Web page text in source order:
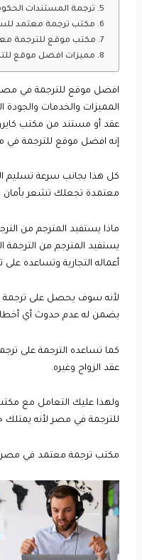
ترجمة المستندات
مكتب ترجمة معتمد
مكتب موقع للترجمة
مميزات افضل موقع
افضل موقع للترجمة في
المميزات والخدمات
عقد أو مستند من مكتب
إنه افضل موقع للترجمة في
كل هذا بجانب سرعة تسليم
معتمدة تجعلك تشعر بأمان
ماذا يستفيد المترجم من
يستفيد المترجم من الترجمة
أعماله التجارية وتساعده
لأنه سوف يحصل على ترجمة
يضمن له عدم حدوث أي
كما تساعده الترجمة على
عقد الزواج وغيره.
ولهذا عليك التعامل مع
للترجمة في مصر لأنه يمتلك
مكتب ترجمة معتمد في مصر